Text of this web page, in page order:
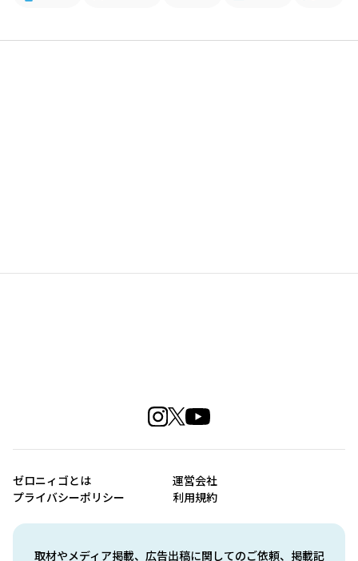
取材やメディア掲載、広告出稿に関してのご依頼、掲載記
ゼロニィゴとは
運営会社
プライバシーポリシー
利用規約